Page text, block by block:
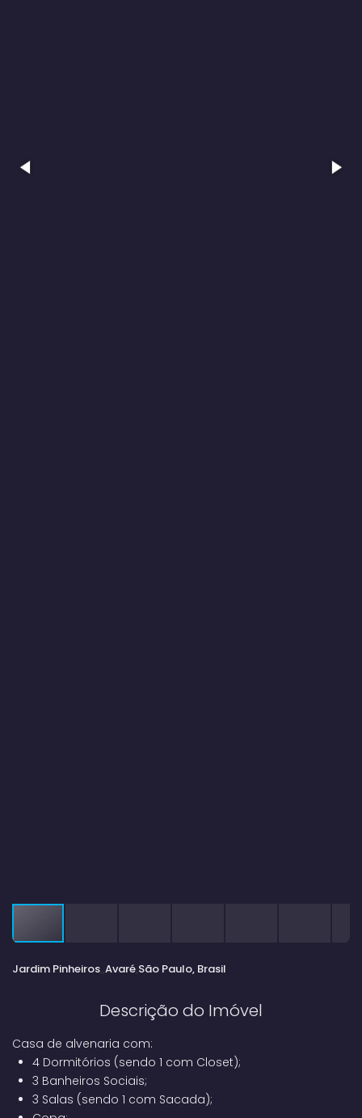
Jardim Pinheiros Avaré São Paulo, Brasil
Descrição do Imóvel
Casa de alvenaria com:
4 Dormitórios (sendo 1 com Closet);
3 Banheiros Sociais;
3 Salas (sendo 1 com Sacada);